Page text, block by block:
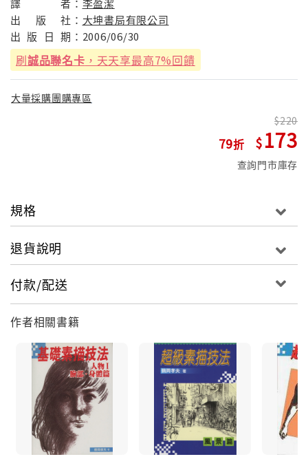
出
版 社： 大坤書局有限公司
出 版 日 期： 2006/06/30
刷誠品聯名卡 ，天天享最高7%回饋
大量採購團購專區
79
220
173
查詢門市庫存
規格
退貨說明
付款/配送
作者相關書籍